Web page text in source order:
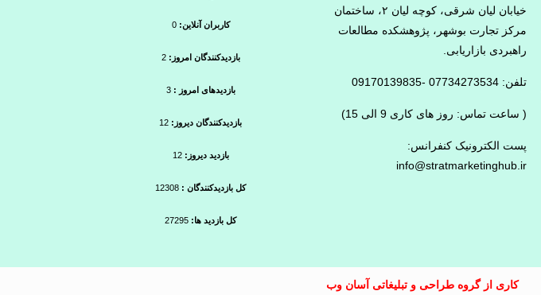
خیابان لیان شرقی، کوچه لیان ۲، ساختمان
مرکز تجارت بوشهر، پژوهشکده مطالعات
راهبردی بازاریابی.
تلفن: 07734273534 -09170139835
( ساعت تماس: روز های کاری 9 الی 15)
پست الکترونیک کنفرانس:
info@stratmarketinghub.ir
کاربران آنلاین:0
بازدیدکنندگان امروز: 2
بازدیدهای امروز : 3
بازدیدکنندگان دیروز:
بازدید دیروز:12
کل بازدیدکنندگان :
کل بازدید ها:
کاری از گروه طراحی و تبلیغاتی آسان وب